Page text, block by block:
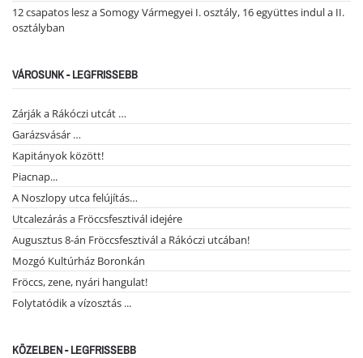
12 csapatos lesz a Somogy Vármegyei I. osztály, 16 együttes indul a II.
osztályban
VÁROSUNK - LEGFRISSEBB
Zárják a Rákóczi utcát …
Garázsvásár …
Kapitányok között!
Piacnap...
A Noszlopy utca felújítás…
Utcalezárás a Fröccsfesztivál idejére
Augusztus 8-án Fröccsfesztivál a Rákóczi utcában!
Mozgó Kultúrház Boronkán
Fröccs, zene, nyári hangulat!
Folytatódik a vízosztás ...
KÖZELBEN - LEGFRISSEBB